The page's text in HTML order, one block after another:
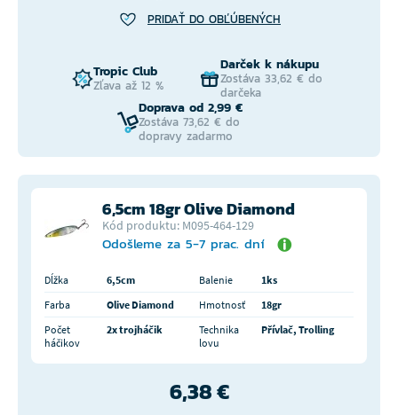
PRIDAŤ DO OBĽÚBENÝCH
Tropic Club
Zľava až 12 %
Darček k nákupu
Zostáva 33,62 € do
darčeka
Doprava od 2,99 €
Zostáva 73,62 € do
dopravy zadarmo
6,5cm 18gr Olive Diamond
Kód produktu: M095-464-129
Odošleme za 5-7 prac. dní
Dĺžka 6,5cm Balenie
1ks
Farba
Olive Diamond Hmotnosť
18gr
Počet
háčikov
2x trojháčik
Technika
lovu
Přívlač, Trolling
6,38 €